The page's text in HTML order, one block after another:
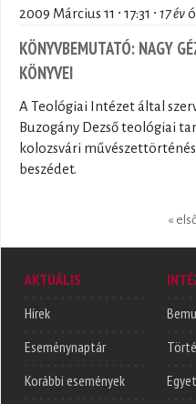
2009 Március 11 ∙ 17:31 ∙ 17 év
KÖNYVBEMUTATÓ: NAGY
KÖNYVEI
A Teológiai Intézet által
Buzogány Dezső teológiai
kolozsvári
beszédet.
«
AKTUÁLIS
Hírek
Eseménynaptár
Korábbi események